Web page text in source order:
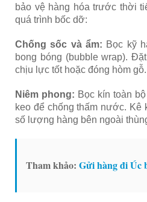
bảo vệ hàng hóa trước thời
quá trình bốc dỡ:
Chống sốc và ẩm: Bọc kỹ
bong bóng (bubble wrap).
chịu lực tốt hoặc đóng hòm gỗ.
Niêm phong: Bọc kín toàn
keo để chống thấm nước. Kê
số lượng hàng bên ngoài
Tham khảo: Gửi hàng đi Úc